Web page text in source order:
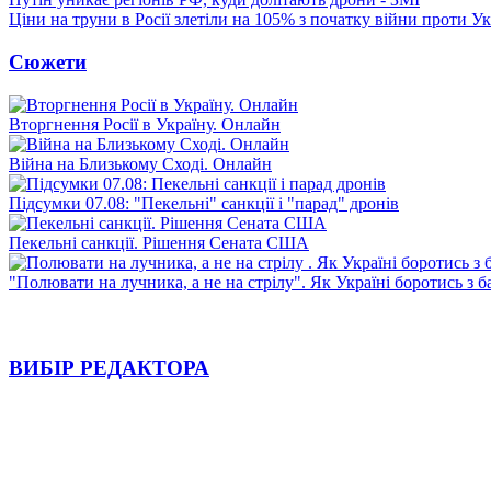
Ціни на труни в Росії злетіли на 105% з початку війни проти
Сюжети
Вторгнення Росії в Україну. Онлайн
Війна на Близькому Сході. Онлайн
Підсумки 07.08: "Пекельні" санкції і "парад" дронів
Пекельні санкції. Рішення Сената США
"Полювати на лучника, а не на стрілу". Як Україні боротись з
ВИБІР РЕДАКТОРА